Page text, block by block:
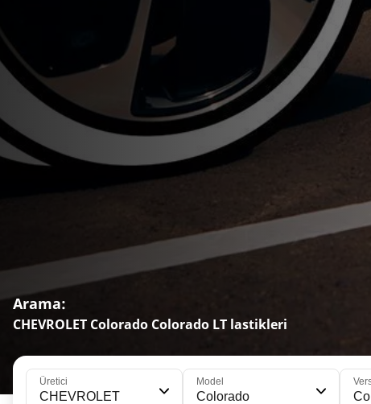
Arama:
CHEVROLET Colorado Colorado LT lastikleri
Üretici
CHEVROLET
Model
Colorado